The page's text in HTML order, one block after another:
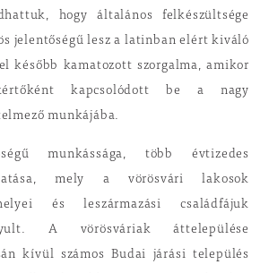
hogy általános felkészültsége
jelentőségű lesz a latinban elért kiváló
később kamatozott szorgalma, amikor
kapcsolódott be a nagy
munkájába.
munkássága, több évtizedes
mely a vörösvári lakosok
és leszármazási családfájuk
A vörösváriak áttelepülése
kívül számos Budai járási település